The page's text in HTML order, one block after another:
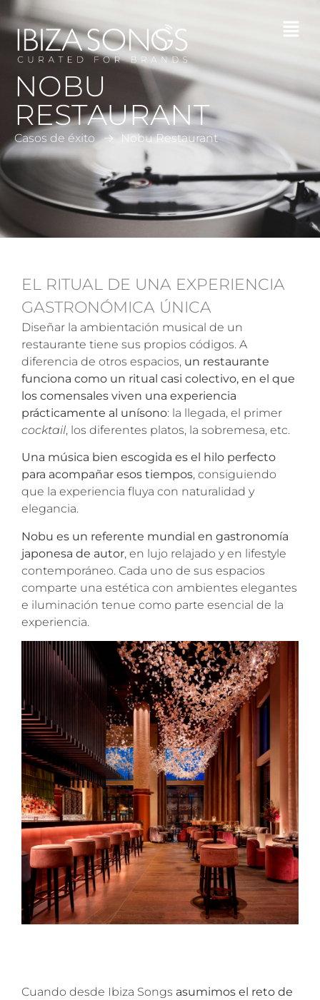
NOBU
RESTAURANT
Casos de éxito Nobu Restaurant
EL RITUAL DE UNA EXPERIENCIA
GASTRONÓMICA ÚNICA
Diseñar la ambientación musical de un
restaurante tiene sus propios códigos. A
diferencia de otros espacios, un restaurante
funciona como un ritual casi colectivo, en el que
los comensales viven una experiencia
prácticamente al unísono: la llegada, el primer
cocktail, los diferentes platos, la sobremesa, etc.
Una música bien escogida es el hilo perfecto
para acompañar esos tiempos, consiguiendo
que la experiencia fluya con naturalidad y
elegancia.
Nobu es un referente mundial en gastronomía
japonesa de autor, en lujo relajado y en lifestyle
contemporáneo. Cada uno de sus espacios
comparte una estética con ambientes elegantes
e iluminación tenue como parte esencial de la
experiencia.
Cuando desde Ibiza Songs asumimos el reto de